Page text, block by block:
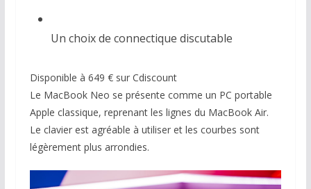
Un choix de connectique discutable
Disponible à 649 € sur Cdiscount
Le MacBook Neo se présente comme un PC portable
Apple classique, reprenant les lignes du MacBook Air.
Le clavier est agréable à utiliser et les courbes sont
légèrement plus arrondies.